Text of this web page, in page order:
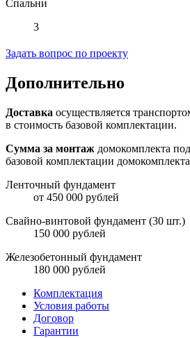
Спальни
3
Задать вопрос по проекту
Дополнительно
Доставка осуществляется
в стоимость базовой комплектации.
Сумма за монтаж домокомплекта
базовой комплектации
Ленточный фундамент
от 450 000 рублей
Свайно-винтовой фундамент (30 шт.)
150 000 рублей
Железобетонный фундамент
180 000 рублей
Комплектация
Условия работы
Договор
Гарантии